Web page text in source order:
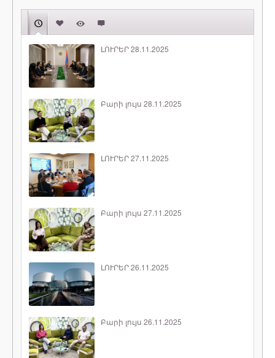
ԼՈՒՐԵՐ 28.11.2025
Բարի լույս 28.11.2025
ԼՈՒՐԵՐ 27.11.2025
Բարի լույս 27.11.2025
ԼՈՒՐԵՐ 26.11.2025
Բարի լույս 26.11.2025